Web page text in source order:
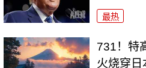
最热
731！特
火烧穿日